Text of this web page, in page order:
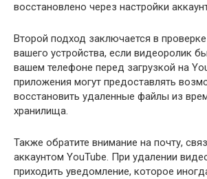
восстановлено через настройки
Второй подход заключается в
вашего устройства, если видеоролик
вашем телефоне перед загрузкой на
приложения могут предоставлять
восстановить удаленные файлы из
хранилища.
Также обратите внимание на почту,
аккаунтом YouTube. При удалении
приходить уведомление, которое